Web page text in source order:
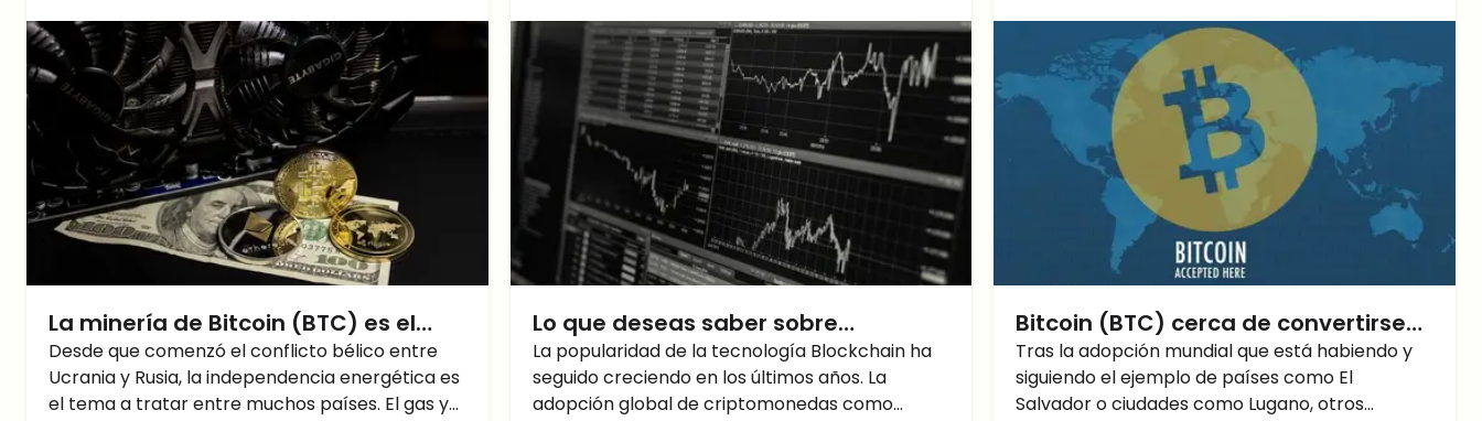
La minería de Bitcoin (BTC) es el
futuro de la independencia
energética de EEUU
Desde que comenzó el conflicto bélico entre
Ucrania y Rusia, la independencia energética es
el tema a tratar entre muchos países. El gas y
Lo que deseas saber sobre
Phantasma Crypto y más
La popularidad de la tecnología Blockchain ha
seguido creciendo en los últimos años. La
adopción global de criptomonedas como
Bitcoin (BTC) cerca de convertirse
en moneda de curso legal en varios
países
Tras la adopción mundial que está habiendo y
siguiendo el ejemplo de países como El
Salvador o ciudades como Lugano, otros